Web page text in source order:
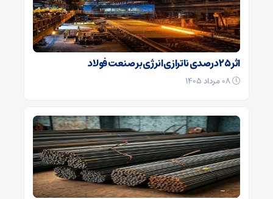
اثر ۲۵ درصدی ناترازی انرژی بر صنعت فولاد